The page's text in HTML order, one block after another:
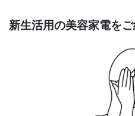
新生活用の美容家電をご